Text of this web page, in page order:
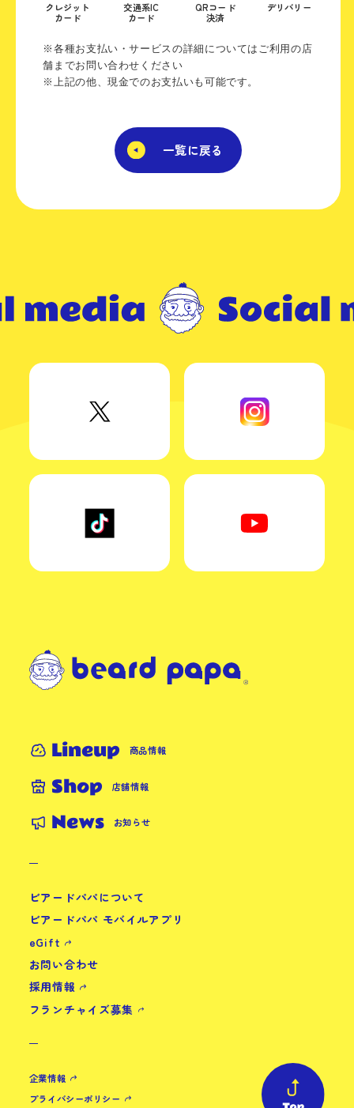
クレジット
カード
交通系IC
カード
QRコード
決済
デリバリー
※各種お支払い・サービスの詳細についてはご利用の店
舗までお問い合わせください
※上記の他、現金でのお支払いも可能です。
一覧に戻る
Lineup 商品情報
Shop 店舗情報
News お知らせ
ビアードパパについて
ビアードパパ モバイルアプリ
eGift
お問い合わせ
採用情報
フランチャイズ募集
企業情報
プライバシーポリシー